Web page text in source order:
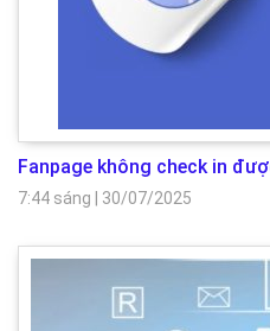
Fanpage không check in
7:44 sáng 30/07/2025